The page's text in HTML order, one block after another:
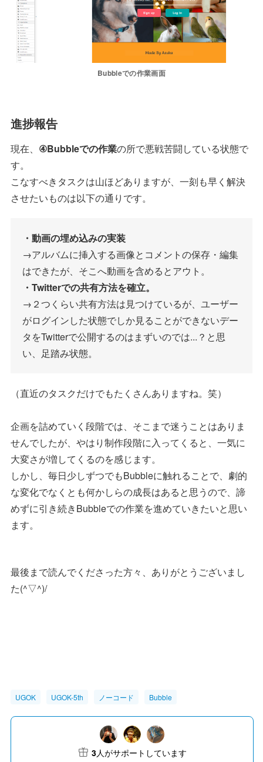
Bubbleでの作業画面
進捗報告
現在、 ④Bubbleでの作業の所で悪戦苦闘している状態で
す。
こなすべきタスクは山ほどありますが、一刻も早く解決
させたいものは以下の通りです。
・動画の埋め込みの実装
→アルバムに挿入する画像とコメントの保存・編集
はできたが、そこへ動画を含めるとアウト。
・Twitterでの共有方法を確立。
→２つくらい共有方法は見つけているが、ユーザー
がログインした状態でしか見ることができないデー
タをTwitterで公開するのはまずいのでは...？と思
い、足踏み状態。
（直近のタスクだけでもたくさんありますね。笑）
企画を詰めていく段階では、そこまで迷うことはありま
せんでしたが、やはり制作段階に入ってくると、一気に
大変さが増してくるのを感じます。
しかし、毎日少しずつでもBubbleに触れることで、劇的
な変化でなくとも何かしらの成長はあると思うので、諦
めずに引き続きBubbleでの作業を進めていきたいと思い
ます。
最後まで読んでくださった方々、ありがとうございまし
た(^▽^)/
UGOK UGOK-5th ノーコード Bubble
3人がサポートしています